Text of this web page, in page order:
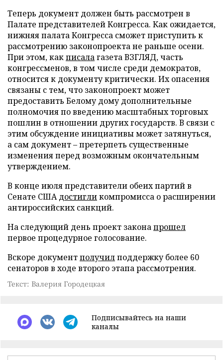
Теперь документ должен быть рассмотрен в
Палате представителей Конгресса. Как ожидается,
нижняя палата Конгресса сможет приступить к
рассмотрению законопроекта не раньше осени.
При этом, какписалагазета ВЗГЛЯД, часть
конгрессменов, в том числе среди демократов,
относится к документу критически. Их опасения
связаны с тем, что законопроект может
предоставить Белому дому дополнительные
полномочия по введению масштабных торговых
пошлин в отношении других государств. В связи с
этим обсуждение инициативы может затянуться,
а сам документ – претерпеть существенные
изменения перед возможным окончательным
утверждением.
В конце июля представители обеих партий в
Сенате СШАдостигликомпромисса о расширении
антироссийских санкций.
На следующий день проект законапрошел
первое процедурное голосование.
Вскоре документполучилподдержку более 60
сенаторов в ходе второго этапа рассмотрения.
Текст: Валерия Городецкая
Подписывайтесь на наши
каналы